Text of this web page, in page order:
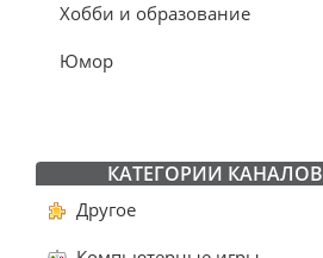
Хобби и образование
Юмор
КАТЕГОРИИ КАНАЛОВ
Другое